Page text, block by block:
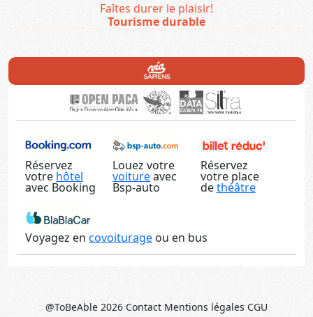
Faîtes durer le plaisir!
Tourisme durable
Réservez
votre hôtel
avec Booking
Louez votre
voitureavec
Bsp-auto
Réservez
votre place
dethéâtre
Voyagez en covoiturage ou en bus
@ToBeAble 2026 Contact Mentions légales CGU